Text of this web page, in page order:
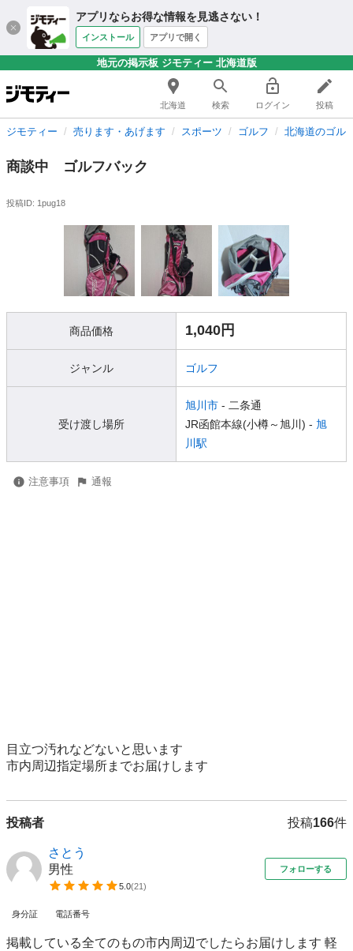
アプリならお得な情報を見逃さない！
インストール アプリで開く
地元の掲示板 ジモティー 北海道版
北海道 検索 ログイン 投稿
ジモティー 売ります・あげます スポーツ ゴルフ 北海道のゴル
商談中 ゴルフバック
投稿ID: 1pug18
商品価格 1,040円
ジャンル ゴルフ
受け渡し場所
旭川市 - 二条通
JR函館本線(小樽～旭川) - 旭
川駅
注意事項 通報
目立つ汚れなどないと思います
市内周辺指定場所までお届けします
投稿者 投稿166件
さとう
男性
5.0(21)
フォローする
身分証 電話番号
掲載している全てのもの市内周辺でしたらお届けします 軽